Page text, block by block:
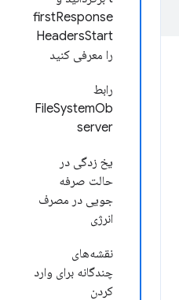
firstResponse
HeadersStart
را معرفی کنید
رابط
FileSystemOb
server
یخ زدگی در
حالت صرفه
جویی در مصرف
انرژی
نقشه‌های
چندگانه برای وارد
کردن